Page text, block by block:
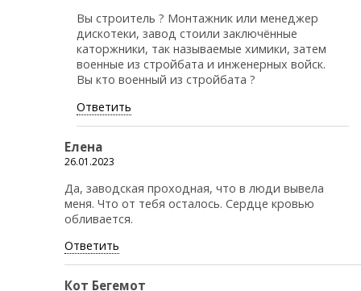
Вы строитель ? Монтажник или менеджер
дискотеки, завод стоили заключённые
каторжники, так называемые химики, затем
военные из стройбата и инженерных войск.
Вы кто военный из стройбата ?
Ответить
Елена
26.01.2023
Да, заводская проходная, что в люди вывела
меня. Что от тебя осталось. Сердце кровью
обливается.
Ответить
Кот Бегемот